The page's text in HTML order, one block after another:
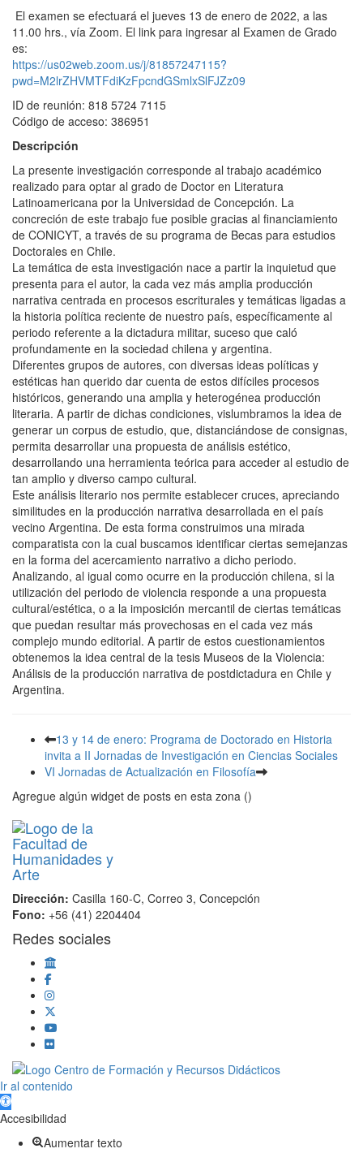
El examen se efectuará el jueves 13 de enero de 2022, a las
11.00 hrs., vía Zoom. El link para ingresar al Examen de Grado
es:
https://us02web.zoom.us/j/81857247115?
pwd=M2lrZHVMTFdiKzFpcndGSmlxSlFJZz09
ID de reunión: 818 5724 7115
Código de acceso: 386951
Descripción
La presente investigación corresponde al trabajo académico
realizado para optar al grado de Doctor en Literatura
Latinoamericana por la Universidad de Concepción. La
concreción de este trabajo fue posible gracias al financiamiento
de CONICYT, a través de su programa de Becas para estudios
Doctorales en Chile.
La temática de esta investigación nace a partir la inquietud que
presenta para el autor, la cada vez más amplia producción
narrativa centrada en procesos escriturales y temáticas ligadas a
la historia política reciente de nuestro país, específicamente al
periodo referente a la dictadura militar, suceso que caló
profundamente en la sociedad chilena y argentina.
Diferentes grupos de autores, con diversas ideas políticas y
estéticas han querido dar cuenta de estos difíciles procesos
históricos, generando una amplia y heterogénea producción
literaria. A partir de dichas condiciones, vislumbramos la idea de
generar un corpus de estudio, que, distanciándose de consignas,
permita desarrollar una propuesta de análisis estético,
desarrollando una herramienta teórica para acceder al estudio de
tan amplio y diverso campo cultural.
Este análisis literario nos permite establecer cruces, apreciando
similitudes en la producción narrativa desarrollada en el país
vecino Argentina. De esta forma construimos una mirada
comparatista con la cual buscamos identificar ciertas semejanzas
en la forma del acercamiento narrativo a dicho periodo.
Analizando, al igual como ocurre en la producción chilena, si la
utilización del periodo de violencia responde a una propuesta
cultural/estética, o a la imposición mercantil de ciertas temáticas
que puedan resultar más provechosas en el cada vez más
complejo mundo editorial. A partir de estos cuestionamientos
obtenemos la idea central de la tesis Museos de la Violencia:
Análisis de la producción narrativa de postdictadura en Chile y
Argentina.
13 y 14 de enero: Programa de Doctorado en Historia
invita a II Jornadas de Investigación en Ciencias Sociales
VI Jornadas de Actualización en Filosofía
Agregue algún widget de posts en esta zona ()
Dirección: Casilla 160-C, Correo 3, Concepción
Fono: +56 (41) 2204404
Redes sociales
Scroll
Up
Ir al contenido
Abrir barra de herramientas
Accesibilidad
Aumentar texto